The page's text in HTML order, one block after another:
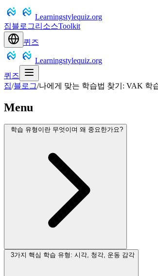
Learningstylequiz.org
집블로그리소스Toolkit
퀴즈
Learningstylequiz.org
퀴즈
집/블로그/나에게 맞는 학습법 찾기: VAK 학
Menu
학습 유형이란 무엇이며 왜 중요한가요?
3가지 핵심 학습 유형: 시각, 청각, 운동 감각